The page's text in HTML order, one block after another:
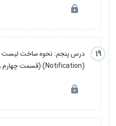
19
درس پنجم: نحوه ساخت لیست
(Notification) (قسمت چهارم و پایانی)